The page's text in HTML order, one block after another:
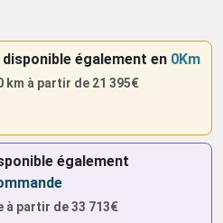
disponible également en 0Km
km à partir de 21 395€
également
à partir de33 713€